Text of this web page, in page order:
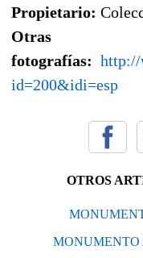
Propietario:
Otras
fotografías: http://
id=200&idi=esp
OTROS
MONUMENTO